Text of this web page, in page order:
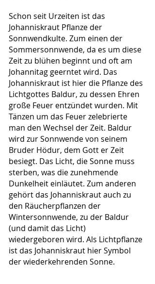
Schon seit Urzeiten ist das
Johanniskraut Pflanze der
Sonnwendkulte. Zum einen der
Sommersonnwende, da es um diese
Zeit zu blühen beginnt und oft am
Johannitag geerntet wird. Das
Johanniskraut ist hier die Pflanze des
Lichtgottes Baldur, zu dessen Ehren
große Feuer entzündet wurden. Mit
Tänzen um das Feuer zelebrierte
man den Wechsel der Zeit. Baldur
wird zur Sonnwende von seinem
Bruder Hödur, dem Gott er Zeit
besiegt. Das Licht, die Sonne muss
sterben, was die zunehmende
Dunkelheit einläutet. Zum anderen
gehört das Johanniskraut auch zu
den Räucherpflanzen der
Wintersonnwende, zu der Baldur
(und damit das Licht)
wiedergeboren wird. Als Lichtpflanze
ist das Johanniskraut hier Symbol
der wiederkehrenden Sonne.